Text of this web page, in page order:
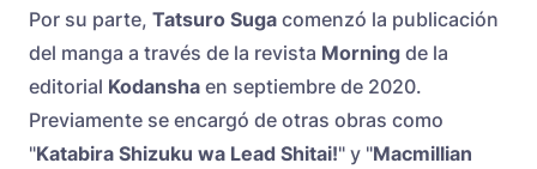
Por su parte, Tatsuro Suga comenzó la publicación
del manga a través de la revista Morning de la
editorial Kodansha en septiembre de 2020.
Previamente se encargó de otras obras como
"Katabira Shizuku wa Lead Shitai!" y "Macmillian